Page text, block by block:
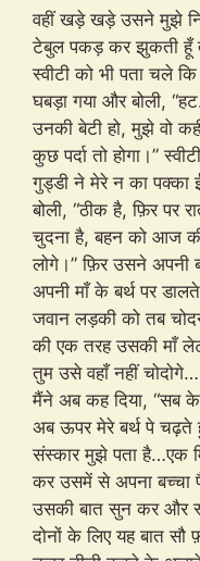
वहीं खड़े खड़े उसने मुझे
टेबुल पकड़ कर झुकती हूँ
स्वीटी को भी पता चले
घबड़ा गया और बोली,
उनकी बेटी हो, मुझे वो
कुछ पर्दा तो होगा।”
गुड्डी ने मेरे न का पक्का
बोली, “ठीक है, फ़िर पर
चुदना है, बहन को आज
लोगे।” फ़िर उसने अपनी
अपनी माँ के बर्थ पर
जवान लड़की को तब
की एक तरह उसकी माँ
तुम उसे वहाँ नहीं
मैंने अब कह दिया, “सब
अब ऊपर मेरे बर्थ पे चढ़ते
संस्कार मुझे पता है…एक
कर उसमें से अपना बच्चा
उसकी बात सुन कर और
दोनों के लिए यह बात सौ